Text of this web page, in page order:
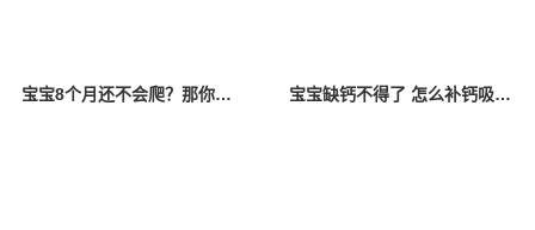
宝宝8个月还不会爬？那你一定要看看！ 宝宝缺钙不得了 怎么补钙吸收好？